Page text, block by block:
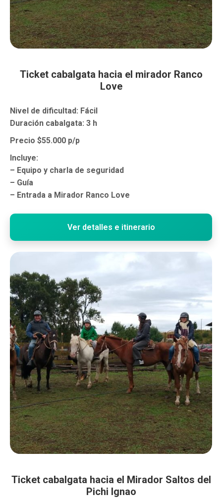
Ticket cabalgata hacia el mirador Ranco
Love
Nivel de dificultad: Fácil
Duración cabalgata: 3 h
Precio $55.000 p/p
Incluye:
– Equipo y charla de seguridad
– Guía
– Entrada a Mirador Ranco Love
Ver detalles e itinerario
Ticket cabalgata hacia el Mirador Saltos del
Pichi Ignao